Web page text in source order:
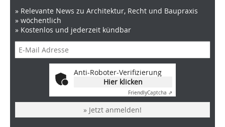
» Relevante News zu Architektur, Recht und Baupraxis
» wöchentlich
» Kostenlos und jederzeit kündbar
Anti-Roboter-Verifizierung
Hier klicken
FriendlyCaptcha ⇗
» Jetzt anmelden!